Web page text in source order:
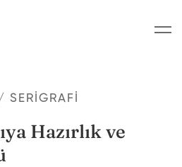
SERIGRAFI
Hazırlık ve